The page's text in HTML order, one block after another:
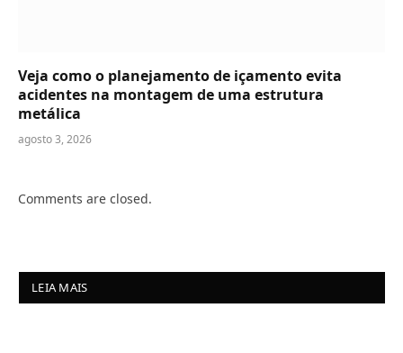
Veja como o planejamento de içamento evita
acidentes na montagem de uma estrutura
metálica
agosto 3, 2026
Comments are closed.
LEIA MAIS